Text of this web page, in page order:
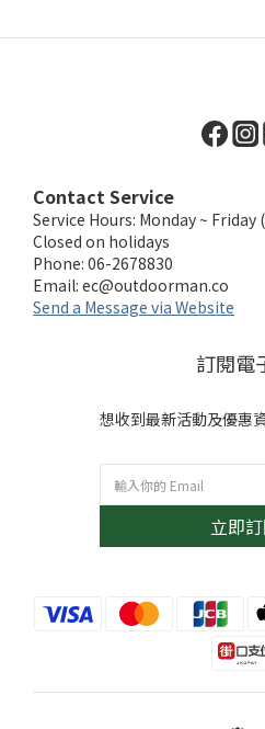
Contact Service
Service Hours: Monday ~ Friday
Closed on holidays
Phone: 06-2678830
Email: ec@outdoorman.co
Send a Message via Website
訂閱電
想收到最新活動及優惠
立即